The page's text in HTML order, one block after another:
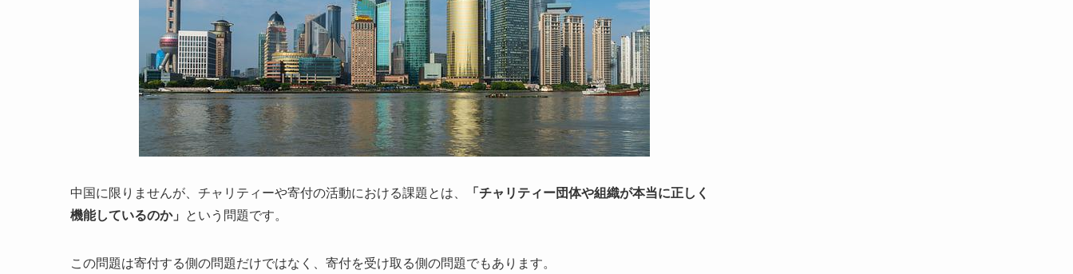
中国に限りませんが、チャリティーや寄付の活動における課題とは、
「チャリティー団体や組織が本当に正しく
機能しているのか」
という問題です。
この問題は寄付する側の問題だけではなく、寄付を受け取る側の問題でもあります。